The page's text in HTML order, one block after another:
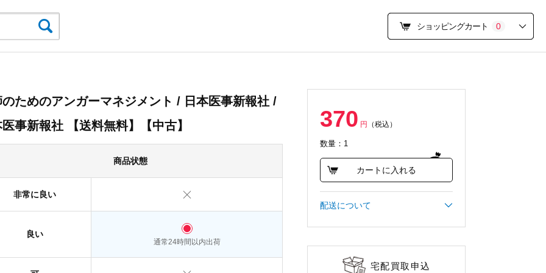
ショッピングカート 0
370 円 （税込）
数量：1
カートに入れる
配送について
宅配買取申込
ためのアンガーマネジメント / 日本医事新報社 /
事新報社 【送料無料】【中古】
商品状態
非常に良い
良い
通常24時間以内出荷